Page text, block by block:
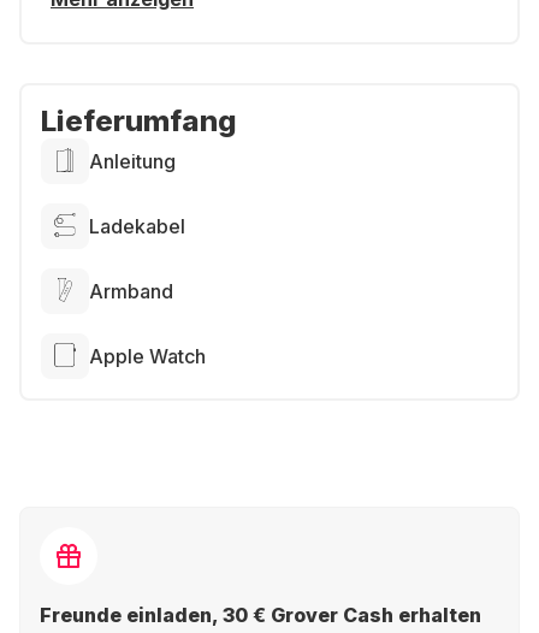
Lieferumfang
Anleitung
Ladekabel
Armband
Apple Watch
Freunde einladen, 30 € Grover Cash erhalten